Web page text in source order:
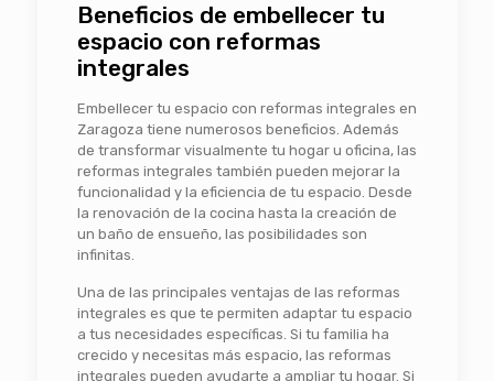
Beneficios de embellecer tu
espacio con reformas
integrales
Embellecer tu espacio con reformas integrales en
Zaragoza tiene numerosos beneficios. Además
de transformar visualmente tu hogar u oficina, las
reformas integrales también pueden mejorar la
funcionalidad y la eficiencia de tu espacio. Desde
la renovación de la cocina hasta la creación de
un baño de ensueño, las posibilidades son
infinitas.
Una de las principales ventajas de las reformas
integrales es que te permiten adaptar tu espacio
a tus necesidades específicas. Si tu familia ha
crecido y necesitas más espacio, las reformas
integrales pueden ayudarte a ampliar tu hogar. Si